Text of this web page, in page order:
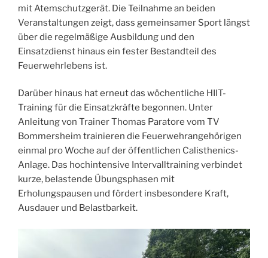
mit Atemschutzgerät. Die Teilnahme an beiden
Veranstaltungen zeigt, dass gemeinsamer Sport längst
über die regelmäßige Ausbildung und den
Einsatzdienst hinaus ein fester Bestandteil des
Feuerwehrlebens ist.
Darüber hinaus hat erneut das wöchentliche HIIT-
Training für die Einsatzkräfte begonnen. Unter
Anleitung von Trainer Thomas Paratore vom TV
Bommersheim trainieren die Feuerwehrangehörigen
einmal pro Woche auf der öffentlichen Calisthenics-
Anlage. Das hochintensive Intervalltraining verbindet
kurze, belastende Übungsphasen mit
Erholungspausen und fördert insbesondere Kraft,
Ausdauer und Belastbarkeit.